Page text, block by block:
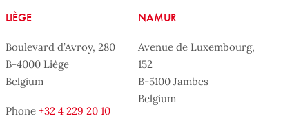
LIÈGE
Boulevard d’Avroy, 280
B-4000 Liège
Belgium
Phone +32 4 229 20 10
NAMUR
Avenue de Luxembourg,
152
B-5100 Jambes
Belgium